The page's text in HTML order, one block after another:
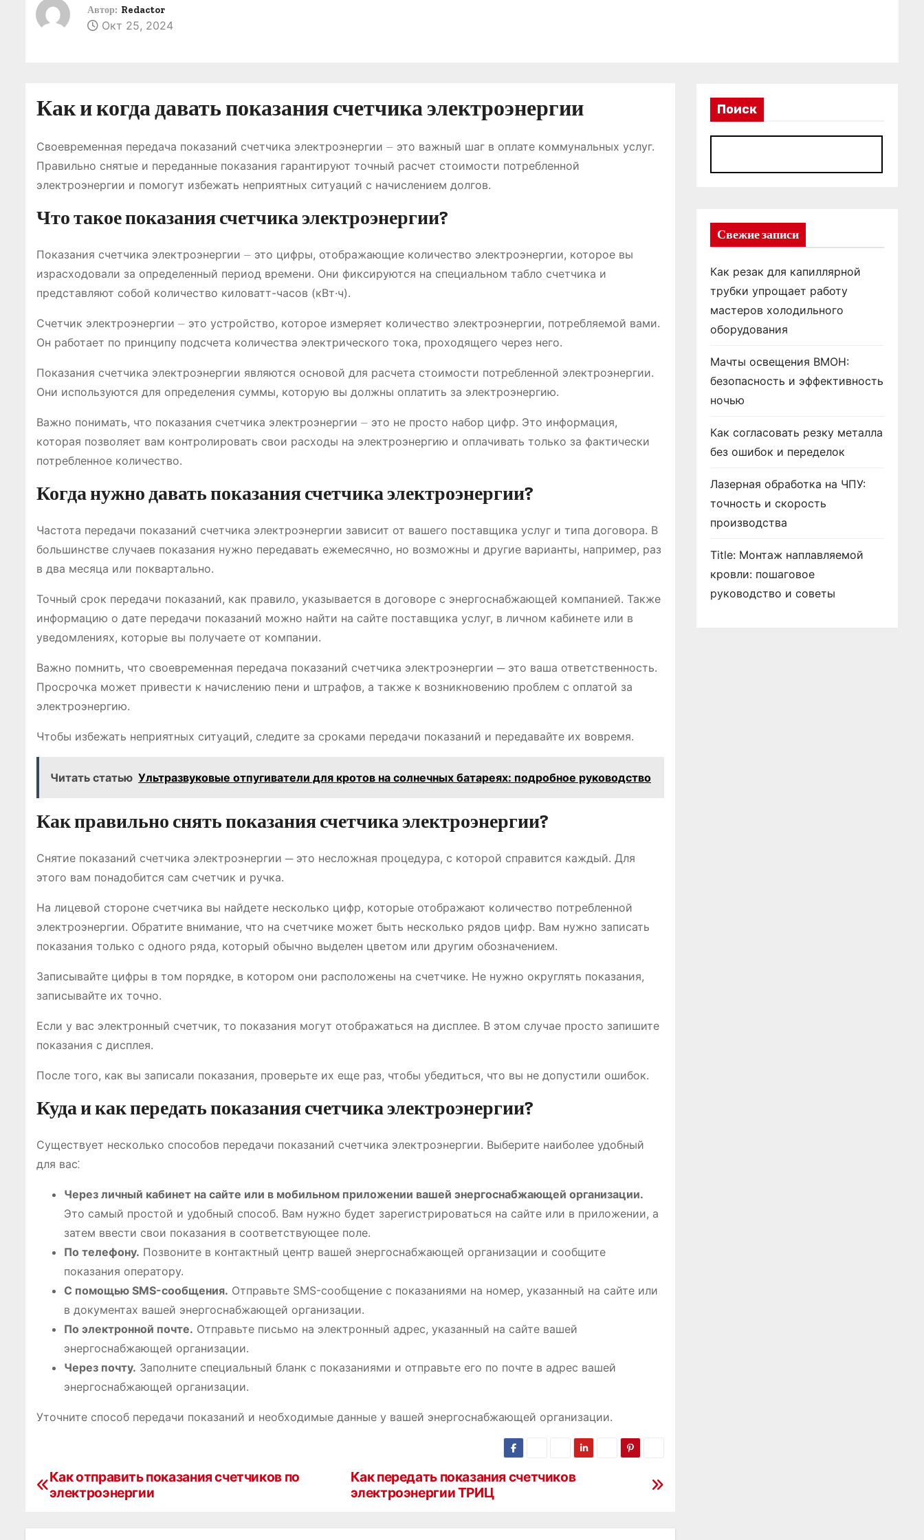
Автор: Redactor
Окт 25, 2024
Как и когда давать показания счетчика электроэнергии
Своевременная передача показаний счетчика электроэнергии ⏤ это важный шаг в оплате коммунальных услуг.
Правильно снятые и переданные показания гарантируют точный расчет стоимости потребленной
электроэнергии и помогут избежать неприятных ситуаций с начислением долгов.
Что такое показания счетчика электроэнергии?
Показания счетчика электроэнергии ⏤ это цифры, отображающие количество электроэнергии, которое вы
израсходовали за определенный период времени. Они фиксируются на специальном табло счетчика и
представляют собой количество киловатт-часов (кВт·ч).
Счетчик электроэнергии ⏤ это устройство, которое измеряет количество электроэнергии, потребляемой вами.
Он работает по принципу подсчета количества электрического тока, проходящего через него.
Показания счетчика электроэнергии являются основой для расчета стоимости потребленной электроэнергии.
Они используются для определения суммы, которую вы должны оплатить за электроэнергию.
Важно понимать, что показания счетчика электроэнергии ⏤ это не просто набор цифр. Это информация,
которая позволяет вам контролировать свои расходы на электроэнергию и оплачивать только за фактически
потребленное количество.
Когда нужно давать показания счетчика электроэнергии?
Частота передачи показаний счетчика электроэнергии зависит от вашего поставщика услуг и типа договора. В
большинстве случаев показания нужно передавать ежемесячно, но возможны и другие варианты, например, раз
в два месяца или поквартально.
Точный срок передачи показаний, как правило, указывается в договоре с энергоснабжающей компанией. Также
информацию о дате передачи показаний можно найти на сайте поставщика услуг, в личном кабинете или в
уведомлениях, которые вы получаете от компании.
Важно помнить, что своевременная передача показаний счетчика электроэнергии ─ это ваша ответственность.
Просрочка может привести к начислению пени и штрафов, а также к возникновению проблем с оплатой за
электроэнергию.
Чтобы избежать неприятных ситуаций, следите за сроками передачи показаний и передавайте их вовремя.
Читать статью Ультразвуковые отпугиватели для кротов на солнечных батареях: подробное руководство
Как правильно снять показания счетчика электроэнергии?
Снятие показаний счетчика электроэнергии ─ это несложная процедура, с которой справится каждый. Для
этого вам понадобится сам счетчик и ручка.
На лицевой стороне счетчика вы найдете несколько цифр, которые отображают количество потребленной
электроэнергии. Обратите внимание, что на счетчике может быть несколько рядов цифр. Вам нужно записать
показания только с одного ряда, который обычно выделен цветом или другим обозначением.
Записывайте цифры в том порядке, в котором они расположены на счетчике. Не нужно округлять показания,
записывайте их точно.
Если у вас электронный счетчик, то показания могут отображаться на дисплее. В этом случае просто запишите
показания с дисплея.
После того, как вы записали показания, проверьте их еще раз, чтобы убедиться, что вы не допустили ошибок.
Куда и как передать показания счетчика электроэнергии?
Существует несколько способов передачи показаний счетчика электроэнергии. Выберите наиболее удобный
для вас⁚
Через личный кабинет на сайте или в мобильном приложении вашей энергоснабжающей организации.
Это самый простой и удобный способ. Вам нужно будет зарегистрироваться на сайте или в приложении, а
затем ввести свои показания в соответствующее поле.
По телефону. Позвоните в контактный центр вашей энергоснабжающей организации и сообщите
показания оператору.
С помощью SMS-сообщения. Отправьте SMS-сообщение с показаниями на номер, указанный на сайте или
в документах вашей энергоснабжающей организации.
По электронной почте. Отправьте письмо на электронный адрес, указанный на сайте вашей
энергоснабжающей организации.
Через почту. Заполните специальный бланк с показаниями и отправьте его по почте в адрес вашей
энергоснабжающей организации.
Уточните способ передачи показаний и необходимые данные у вашей энергоснабжающей организации.
Н
Как передать показания счетчиков
электроэнергии ТРИЦ
Как отправить показания счетчиков по
электроэнергии
Поиск
Свежие записи
Как резак для капиллярной
трубки упрощает работу
мастеров холодильного
оборудования
Мачты освещения ВМОН:
безопасность и эффективность
ночью
Как согласовать резку металла
без ошибок и переделок
Лазерная обработка на ЧПУ:
точность и скорость
производства
Title: Монтаж наплавляемой
кровли: пошаговое
руководство и советы